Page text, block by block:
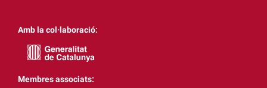
Amb la col·laboració:
Membres associats: